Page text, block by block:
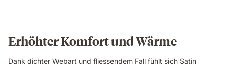
Erhöhter Komfort und Wärme
Dank dichter Webart und fliessendem Fall fühlt sich Satin